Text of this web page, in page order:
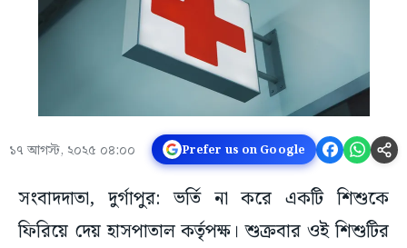
১৭ আগস্ট, ২০২৫ ০৪:০০ Prefer us on Google
সংবাদদাতা, দুর্গাপুর: ভর্তি না করে একটি শিশুকে
ফিরিয়ে দেয় হাসপাতাল কর্তৃপক্ষ। শুক্রবার ওই শিশুটির